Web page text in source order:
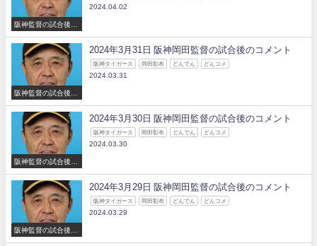
阪神監督の試合後の
2024.04.02
阪神監督の試合後の
2024年3月31日 阪神岡田監督の試合後のコメント
阪神タイガース 岡田彰布 どんでん どんコメ
2024.03.31
阪神監督の試合後の
2024年3月30日 阪神岡田監督の試合後のコメント
阪神タイガース 岡田彰布 どんでん どんコメ
2024.03.30
阪神監督の試合後の
2024年3月29日 阪神岡田監督の試合後のコメント
阪神タイガース 岡田彰布 どんでん どんコメ
2024.03.29